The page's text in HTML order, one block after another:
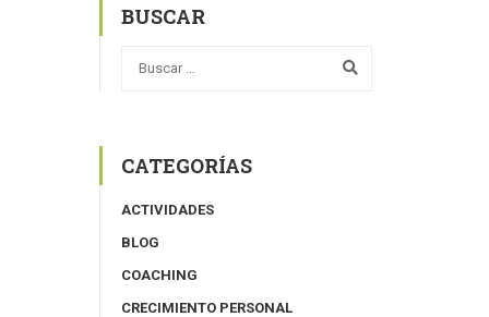
BUSCAR
CATEGORÍAS
ACTIVIDADES
BLOG
COACHING
CRECIMIENTO PERSONAL